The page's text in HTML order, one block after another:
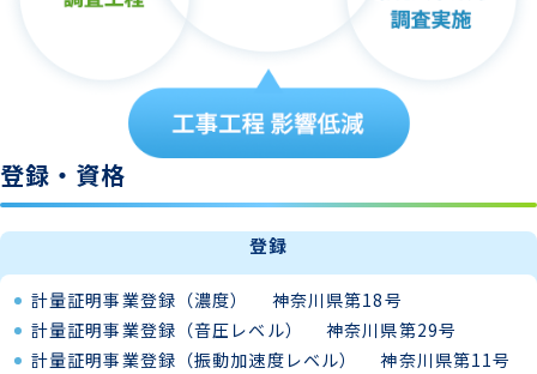
登録‧資格
登録
計量証明事業登録（濃度） 神奈川県第18号
計量証明事業登録（音圧レベル） 神奈川県第29号
計量証明事業登録（振動加速度レベル） 神奈川県第11号